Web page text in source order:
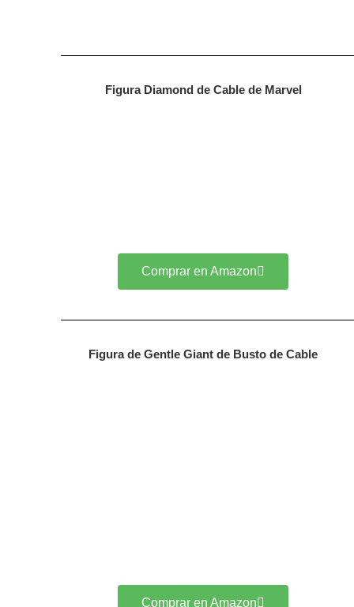
Figura Diamond de Cable de Marvel
Comprar en Amazon
Figura de Gentle Giant de Busto de Cable
Comprar en Amazon